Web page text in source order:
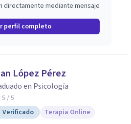
directamente mediante mensaje
perfil completo
López Pérez
en Psicología
5 / 5
Verificado
Terapia Online